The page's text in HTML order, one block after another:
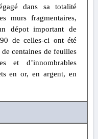
dans sa totalité
murs fragmentaires,
dépot important de
de celles-ci ont été
centaines de feuilles
et d’innombrables
en or, en argent, en